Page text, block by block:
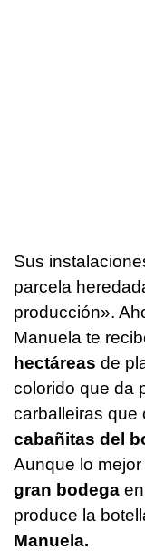
Sus
parcela
producción».
Manuela te
hectáreas de
colorido que da
carballeiras que
cabañitas del
Aunque lo
gran bodega
produce la
Manuela.